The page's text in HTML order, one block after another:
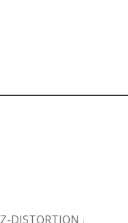
DISTORTION」